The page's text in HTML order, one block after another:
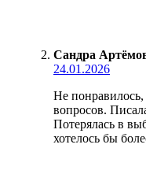
Сандра
24.01.2026
Не
вопросов.
Потерялась в
хотелось бы